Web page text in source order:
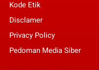
Kode Etik
Disclamer
Privacy Policy
Pedoman Media Siber